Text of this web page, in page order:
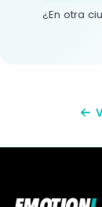
¿En otra